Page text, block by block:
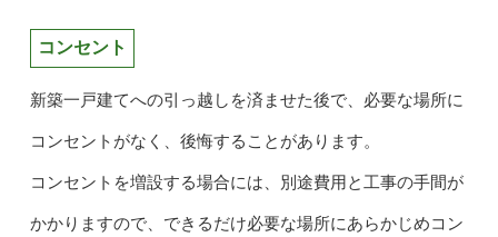
コンセント
新築一戸建てへの引っ越しを済ませた後で、必要な場所に
コンセントがなく、後悔することがあります。
コンセントを増設する場合には、別途費用と工事の手間が
かかりますので、できるだけ必要な場所にあらかじめコン